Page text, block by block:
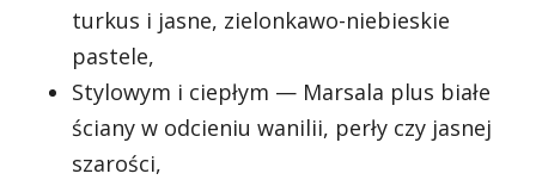
turkus i jasne, zielonkawo-niebieskie
pastele,
Stylowym i ciepłym — Marsala plus białe
ściany w odcieniu wanilii, perły czy jasnej
szarości,